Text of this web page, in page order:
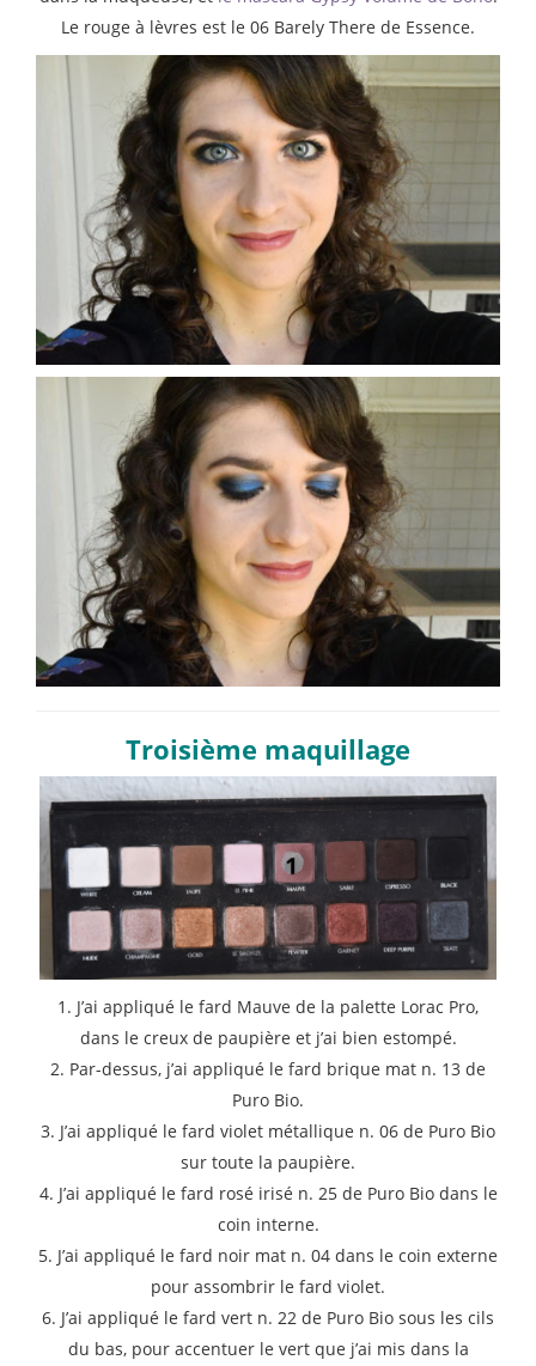
Le rouge à lèvres est le 06 Barely There de Essence.
Troisième maquillage
1. J’ai appliqué le fard Mauve de la palette Lorac Pro,
dans le creux de paupière et j’ai bien estompé.
2. Par-dessus, j’ai appliqué le fard brique mat n. 13 de
Puro Bio.
3. J’ai appliqué le fard violet métallique n. 06 de Puro Bio
sur toute la paupière.
4. J’ai appliqué le fard rosé irisé n. 25 de Puro Bio dans le
coin interne.
5. J’ai appliqué le fard noir mat n. 04 dans le coin externe
pour assombrir le fard violet.
6. J’ai appliqué le fard vert n. 22 de Puro Bio sous les cils
du bas, pour accentuer le vert que j’ai mis dans la